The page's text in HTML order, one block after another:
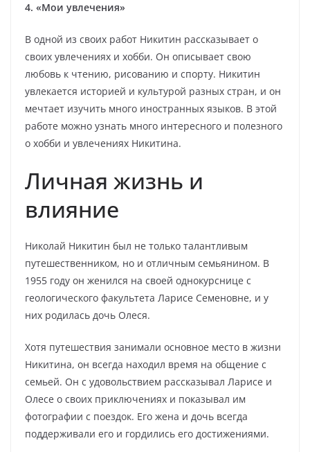
4. «Мои увлечения»
В одной из своих работ Никитин рассказывает о
своих увлечениях и хобби. Он описывает свою
любовь к чтению, рисованию и спорту. Никитин
увлекается историей и культурой разных стран, и он
мечтает изучить много иностранных языков. В этой
работе можно узнать много интересного и полезного
о хобби и увлечениях Никитина.
Личная жизнь и
влияние
Николай Никитин был не только талантливым
путешественником, но и отличным семьянином. В
1955 году он женился на своей однокурснице с
геологического факультета Ларисе Семеновне, и у
них родилась дочь Олеся.
Хотя путешествия занимали основное место в жизни
Никитина, он всегда находил время на общение с
семьей. Он с удовольствием рассказывал Ларисе и
Олесе о своих приключениях и показывал им
фотографии с поездок. Его жена и дочь всегда
поддерживали его и гордились его достижениями.